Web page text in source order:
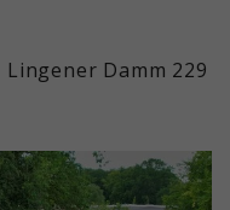
Lingener Damm 229